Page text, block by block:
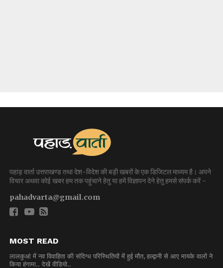
पहाड़ वार्ता उत्तराखण्ड तथा देश-विदेश की बड़ी खबरों के एक डिजिटल माध्यम है। अपने
विचार अथवा कोई खबर हम तक पहुंचाने हेतु या हमें विज्ञापन देने हेतु हमसे संपर्क करें -
pahadvarta@gmail.com
MOST READ
लालकुआं में नव विवाहिता की संदिग्ध परिस्थितियों में हुई मौत, हल्द्वानी से आए मायके वालों ने
किया हंगामा.. देखें वीडियो..